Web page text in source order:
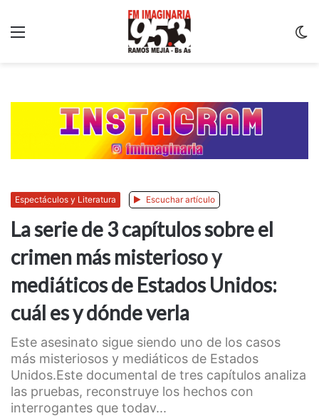
Espectáculos y Literatura Escuchar artículo
La serie de 3 capítulos sobre el
crimen más misterioso y
mediáticos de Estados Unidos:
cuál es y dónde verla
Este asesinato sigue siendo uno de los casos
más misteriosos y mediáticos de Estados
Unidos.Este documental de tres capítulos analiza
las pruebas, reconstruye los hechos con
interrogantes que todav...